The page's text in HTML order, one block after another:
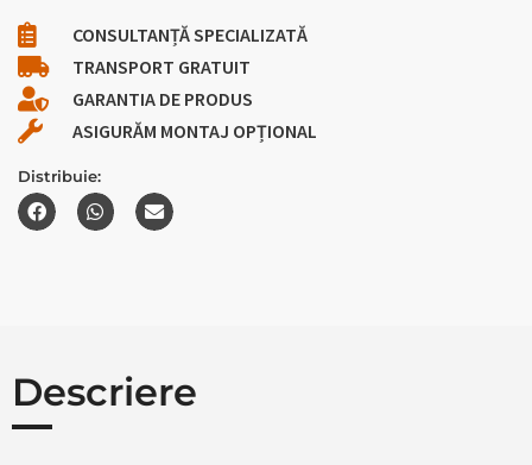
CONSULTANȚĂ SPECIALIZATĂ
TRANSPORT GRATUIT
GARANTIA DE PRODUS
ASIGURĂM MONTAJ OPȚIONAL
Distribuie:
Descriere